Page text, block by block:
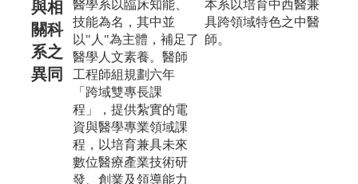
與相
關科
系之
異同
醫學系以臨床知能、
技能為名，其中並
以"人"為主體，補足了
醫學人文素養。醫師
工程師組規劃六年
「跨域雙專長課
程」，提供紮實的電
資與醫學專業領域課
程，以培育兼具未來
數位醫療產業技術研
發、創業及領導能力
本系以培育中西醫兼
具跨領域特色之中醫
師。